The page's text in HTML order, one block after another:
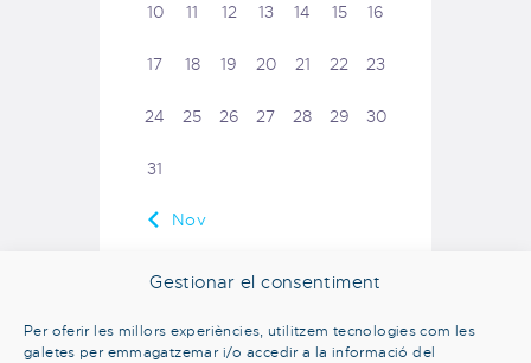
Gestionar el consentiment
Per oferir les millors experiències, utilitzem tecnologies com les
galetes per emmagatzemar i/o accedir a la informació del
10 11 12 13 14 15 16
17 18 19 20 21 22 23
24 25 26 27 28 29 30
31
« Nov
Comentaris recents